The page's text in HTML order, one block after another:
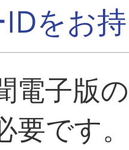
をお
電子版
要です